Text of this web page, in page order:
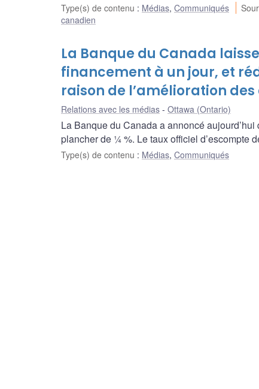
Type(s) de contenu : Médias, Communiqués
canadien
La Banque du Canada
financement à un jour, et
raison de l’amélioration
Relations avec les médias Ottawa (Ontario)
La Banque du Canada a annoncé
plancher de ¼ %. Le taux officiel d’escompte
Type(s) de contenu : Médias, Communiqués